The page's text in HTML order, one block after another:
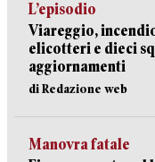
L’episodio
Viareggio,
elicotteri e dieci
aggiornamenti
di Redazione web
Manovra fatale